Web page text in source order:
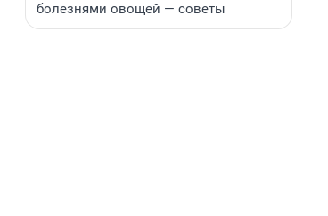
болезнями овощей — советы